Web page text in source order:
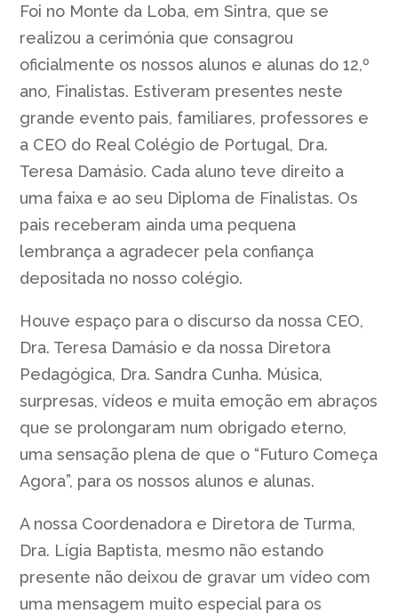
Foi no Monte da Loba, em Sintra, que se
realizou a cerimónia que consagrou
oficialmente os nossos alunos e alunas do 12,º
ano, Finalistas. Estiveram presentes neste
grande evento pais, familiares, professores e
a CEO do Real Colégio de Portugal, Dra.
Teresa Damásio. Cada aluno teve direito a
uma faixa e ao seu Diploma de Finalistas. Os
pais receberam ainda uma pequena
lembrança a agradecer pela confiança
depositada no nosso colégio.
Houve espaço para o discurso da nossa CEO,
Dra. Teresa Damásio e da nossa Diretora
Pedagógica, Dra. Sandra Cunha. Música,
surpresas, vídeos e muita emoção em abraços
que se prolongaram num obrigado eterno,
uma sensação plena de que o “Futuro Começa
Agora”, para os nossos alunos e alunas.
A nossa Coordenadora e Diretora de Turma,
Dra. Lígia Baptista, mesmo não estando
presente não deixou de gravar um vídeo com
uma mensagem muito especial para os